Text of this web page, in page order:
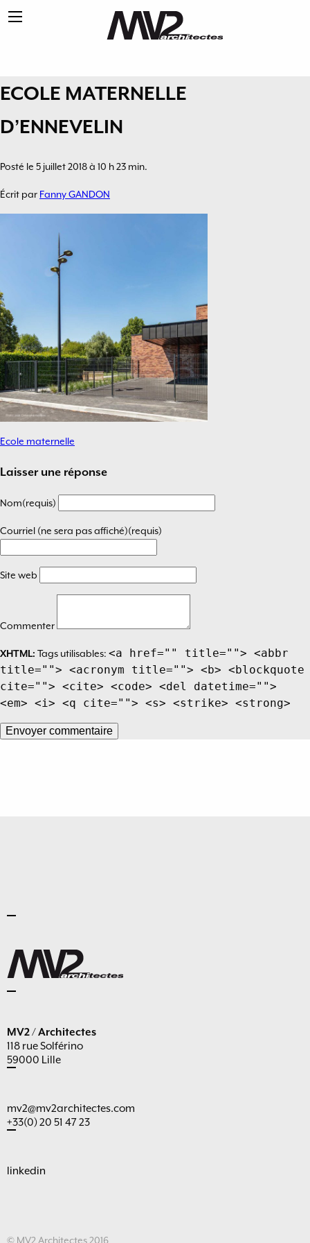
ECOLE MATERNELLE
D’ENNEVELIN
Posté le 5 juillet 2018 à 10 h 23 min.
Écrit par Fanny GANDON
Navigation
de
l’article
Ecole maternelle
Laisser une réponse
Nom(requis)
Courriel (ne sera pas affiché)(requis)
Site web
Commenter
XHTML: Tags utilisables: <a href="" title=""> <abbr
title=""> <acronym title=""> <b> <blockquote
cite=""> <cite> <code> <del datetime="">
<em> <i> <q cite=""> <s> <strike> <strong>
MV2 / Architectes
118 rue Solférino
59000 Lille
mv2@mv2architectes.com
+33(0) 20 51 47 23
linkedin
© MV2 Architectes 2016